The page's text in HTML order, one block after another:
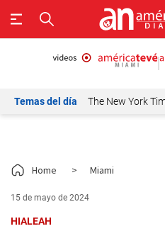
Temas del día The New York
Home > Miami
15 de mayo de 2024
HIALEAH